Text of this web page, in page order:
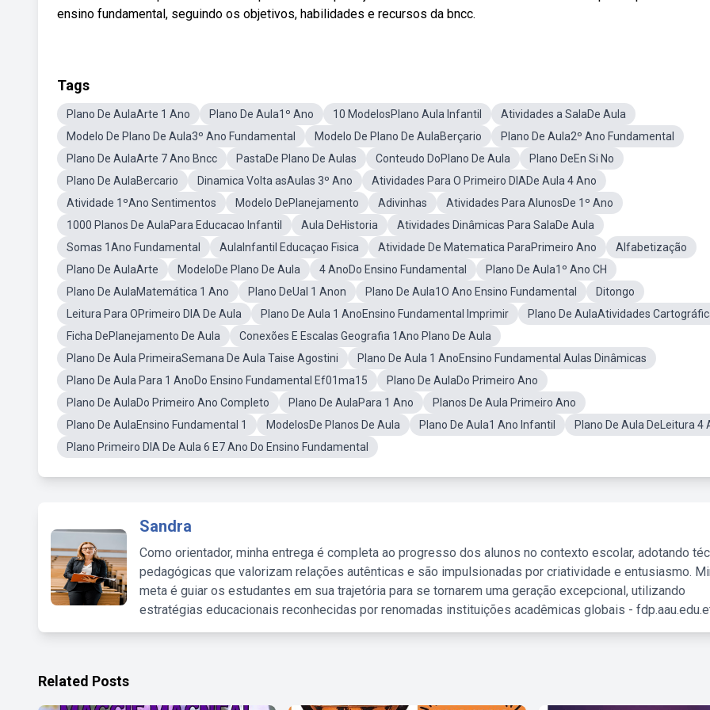
ensino fundamental, seguindo os objetivos, habilidades e recursos da bncc.
Tags
Plano De AulaArte 1 Ano Plano De Aula1º Ano 10 ModelosPlano Aula Infantil
Atividades a SalaDe Aula
Modelo De Plano De Aula3º Ano Fundamental
Modelo De Plano De AulaBerçario
Plano De Aula2º Ano Fundamental
Plano De AulaArte 7 Ano Bncc
PastaDe Plano De Aulas Conteudo DoPlano De Aula
Plano DeEn Si No
Plano De AulaBercario
Dinamica Volta asAulas 3º Ano
Atividades Para O Primeiro DIADe Aula 4 Ano
Atividade 1ºAno Sentimentos
Modelo DePlanejamento Adivinhas
Atividades Para AlunosDe 1º Ano
1000 Planos De AulaPara Educacao Infantil
Aula DeHistoria
Atividades Dinâmicas Para SalaDe Aula
Somas 1Ano Fundamental
AulaInfantil Educaçao Fisica Atividade De Matematica ParaPrimeiro Ano
Alfabetização
Plano De AulaArte
ModeloDe Plano De Aula 4 AnoDo Ensino Fundamental
Plano De Aula1º Ano CH
Plano De AulaMatemática 1 Ano
Plano DeUal 1 Anon Plano De Aula1O Ano Ensino Fundamental
Ditongo
Leitura Para OPrimeiro DIA De Aula
Plano De Aula 1 AnoEnsino Fundamental Imprimir
Plano De AulaAtividades
Ficha DePlanejamento De Aula
Conexões E Escalas Geografia 1Ano Plano De Aula
Plano De Aula PrimeiraSemana De Aula Taise Agostini
Plano De Aula 1 AnoEnsino Fundamental Aulas Dinâmicas
Plano De Aula Para 1 AnoDo Ensino Fundamental Ef01ma15
Plano De AulaDo Primeiro Ano
Plano De AulaDo Primeiro Ano Completo
Plano De AulaPara 1 Ano
Planos De Aula Primeiro Ano
Plano De AulaEnsino Fundamental 1
ModelosDe Planos De Aula Plano De Aula1 Ano Infantil
Plano De Aula DeLeitura 4
Plano Primeiro DIA De Aula 6 E7 Ano Do Ensino Fundamental
Sandra
Como orientador, minha entrega é completa ao progresso dos alunos no contexto escolar, adotando
pedagógicas que valorizam relações autênticas e são impulsionadas por criatividade e entusiasmo.
meta é guiar os estudantes em sua trajetória para se tornarem uma geração excepcional, utilizando
estratégias educacionais reconhecidas por renomadas instituições acadêmicas globais -
Related Posts